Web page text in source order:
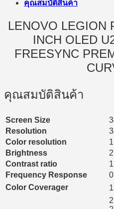
คุณสมบัติสินค้า
LENOVO LEGION
INCH OLED
FREESYNC
คุณสมบัติสินค้า
Screen Size
Resolution
Color resolution
Brightness
Contrast ratio
Frequency Response
Color Coverager